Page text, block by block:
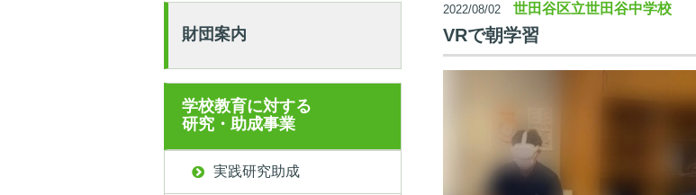
2022/08/02 世田谷区立世田谷中学校
VRで朝学習
財団案内
学校教育に対する
研究・助成事業
実践研究助成